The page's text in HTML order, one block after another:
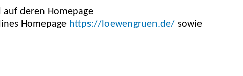
auf deren Homepage
Homepage https://loewengruen.de/ sowie